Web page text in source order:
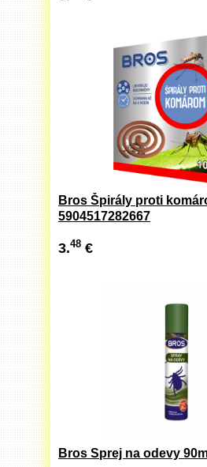
Bros Špirály proti
5904517282667
3.48 €
Bros Sprej na odevy